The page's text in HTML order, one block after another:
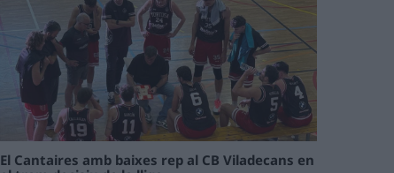
El Cantaires amb baixes rep al CB Viladecans en